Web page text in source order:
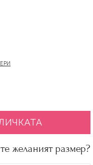
желаният размер?